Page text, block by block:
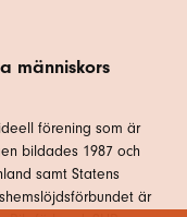
människors
förening som är
bildades 1987 och
samt Statens
är